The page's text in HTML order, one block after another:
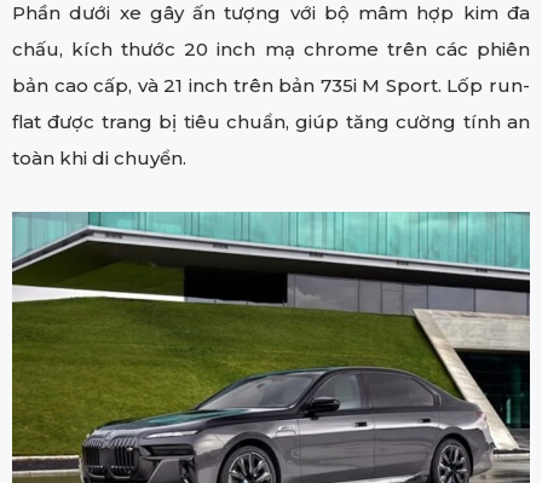
Phần dưới xe gây ấn tượng với bộ mâm hợp kim đa
chấu, kích thước 20 inch mạ chrome trên các phiên
bản cao cấp, và 21 inch trên bản 735i M Sport. Lốp run-
flat được trang bị tiêu chuẩn, giúp tăng cường tính an
toàn khi di chuyển.